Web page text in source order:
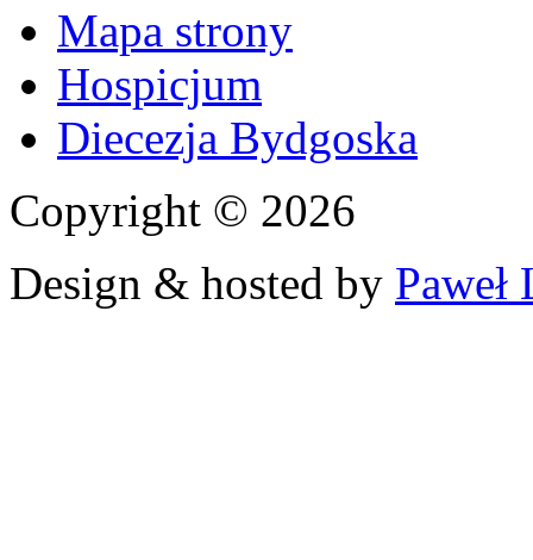
Mapa strony
Hospicjum
Diecezja Bydgoska
Copyright © 2026
Design & hosted by